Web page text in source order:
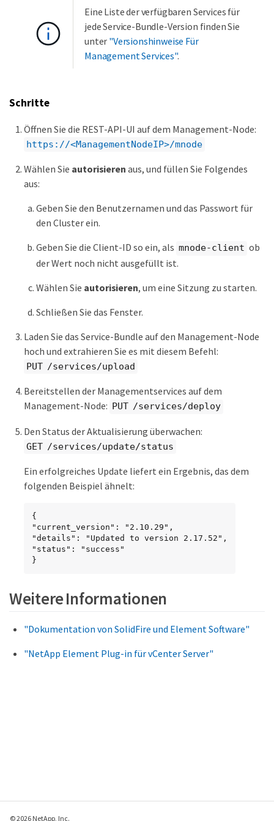
Eine Liste der verfügbaren Services für
jede Service-Bundle-Version finden Sie
unter "Versionshinweise Für
Management Services".
Schritte
Öffnen Sie die REST-API-UI auf dem Management-Node:
https://<ManagementNodeIP>/mnode
Wählen Sie autorisieren aus, und füllen Sie Folgendes
aus:
Geben Sie den Benutzernamen und das Passwort für
den Cluster ein.
Geben Sie die Client-ID so ein, als mnode-client ob
der Wert noch nicht ausgefüllt ist.
Wählen Sie autorisieren, um eine Sitzung zu starten.
Schließen Sie das Fenster.
Laden Sie das Service-Bundle auf den Management-Node
hoch und extrahieren Sie es mit diesem Befehl:
PUT /services/upload
Bereitstellen der Managementservices auf dem
Management-Node: PUT /services/deploy
Den Status der Aktualisierung überwachen:
GET /services/update/status
Ein erfolgreiches Update liefert ein Ergebnis, das dem
folgenden Beispiel ähnelt:
{
"current_version": "2.10.29",
"details": "Updated to version 2.17.52",
"status": "success"
}
Weitere Informationen
"Dokumentation von SolidFire und Element Software"
"NetApp Element Plug-in für vCenter Server"
© 2026 NetApp, Inc.